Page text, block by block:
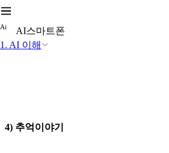
Ai
AI스마트폰
1. AI 이해
4) 추억이야기